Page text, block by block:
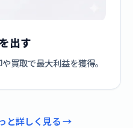
出す
買取で最大利益を獲得。
と詳しく見る →